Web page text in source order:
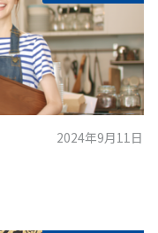
2024年9月11日